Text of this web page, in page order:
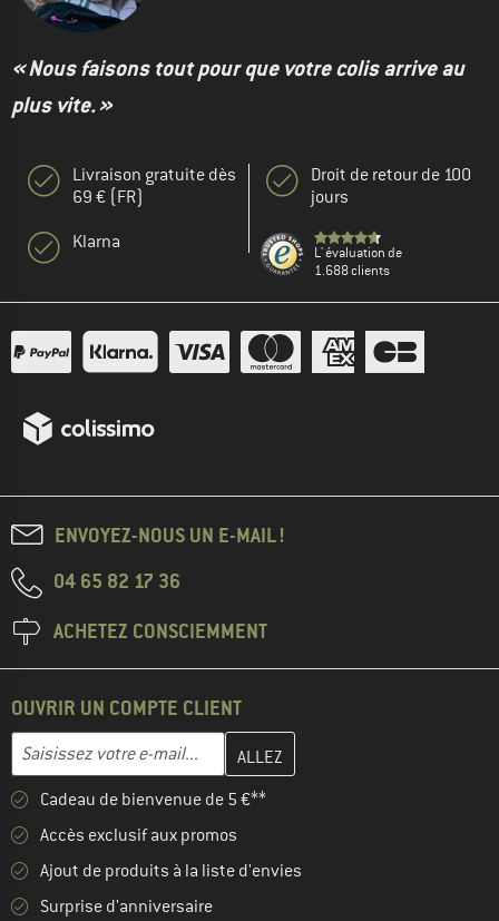
« Nous faisons tout pour que votre colis arrive au
plus vite. »
Livraison gratuite dès
69 € (FR)
Klarna
Droit de retour de 100
jours
L' évaluation de
1.688 clients
ENVOYEZ-NOUS UN E-MAIL !
04 65 82 17 36
ACHETEZ CONSCIEMMENT
OUVRIR UN COMPTE CLIENT
Adresse e-mail
Entrez votre adresse e-mail ici et créez votre compte client à la
Cadeau de bienvenue de 5 €**
Accès exclusif aux promos
Ajout de produits à la liste d'envies
Surprise d'anniversaire